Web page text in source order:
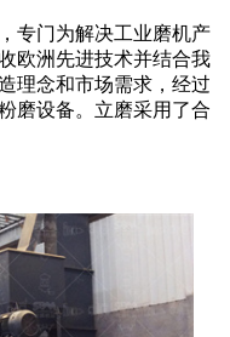
专门为解决工业磨机产
欧洲先进技术并结合我
理念和市场需求，经过
磨设备。立磨采用了合